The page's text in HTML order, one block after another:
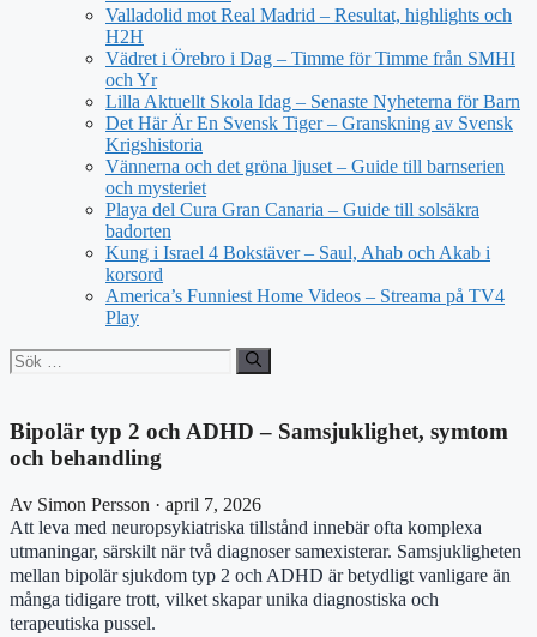
Valladolid mot Real Madrid – Resultat, highlights och
H2H
Vädret i Örebro i Dag – Timme för Timme från SMHI
och Yr
Lilla Aktuellt Skola Idag – Senaste Nyheterna för Barn
Det Här Är En Svensk Tiger – Granskning av Svensk
Krigshistoria
Vännerna och det gröna ljuset – Guide till barnserien
och mysteriet
Playa del Cura Gran Canaria – Guide till solsäkra
badorten
Kung i Israel 4 Bokstäver – Saul, Ahab och Akab i
korsord
America’s Funniest Home Videos – Streama på TV4
Play
Sök
efter:
Bipolär typ 2 och ADHD – Samsjuklighet, symtom
och behandling
Av Simon Persson · april 7, 2026
Att leva med neuropsykiatriska tillstånd innebär ofta komplexa
utmaningar, särskilt när två diagnoser samexisterar. Samsjukligheten
mellan bipolär sjukdom typ 2 och ADHD är betydligt vanligare än
många tidigare trott, vilket skapar unika diagnostiska och
terapeutiska pussel.